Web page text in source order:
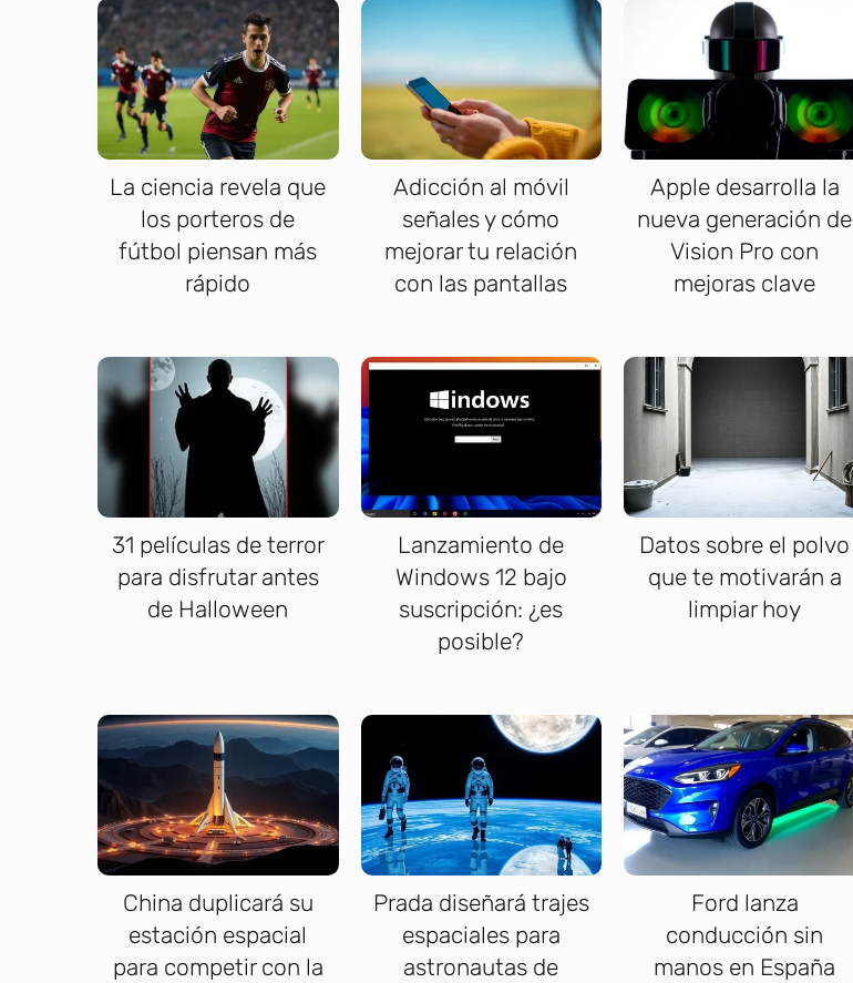
La ciencia revela que
los porteros de
fútbol piensan más
rápido
Adicción al móvil
señales y cómo
mejorar tu relación
con las pantallas
Apple desarrolla la
nueva generación de
Vision Pro con
mejoras clave
31 películas de terror
para disfrutar antes
de Halloween
Lanzamiento de
Windows 12 bajo
suscripción: ¿es
posible?
Datos sobre el polvo
que te motivarán a
limpiar hoy
China duplicará su
estación espacial
para competir con la
Prada diseñará trajes
espaciales para
astronautas de
Ford lanza
conducción sin
manos en España